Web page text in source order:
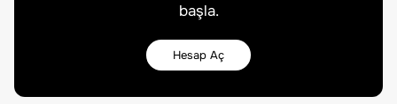
başla.
Hesap Aç